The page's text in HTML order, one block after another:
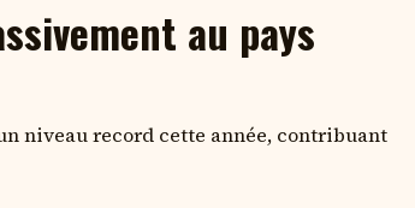
au pays
niveau record cette année, contribuant